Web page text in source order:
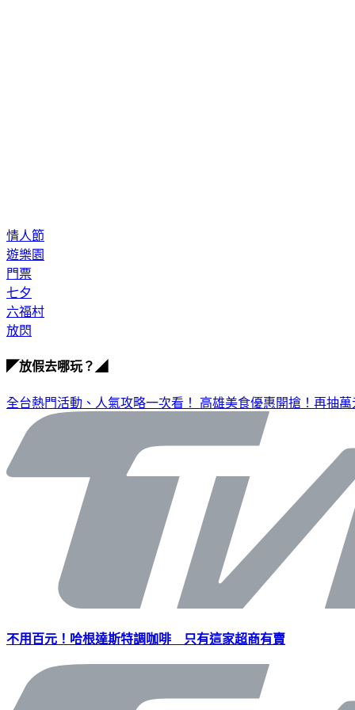
情人節
遊樂園
門票
七夕
六福村
放閃
◤放假去哪玩？◢
全台熱門活動、人氣攻略一次看！ 高雄美食優惠開搶！再抽
不用百元！哈根達斯特調咖啡 只有這家超商有賣